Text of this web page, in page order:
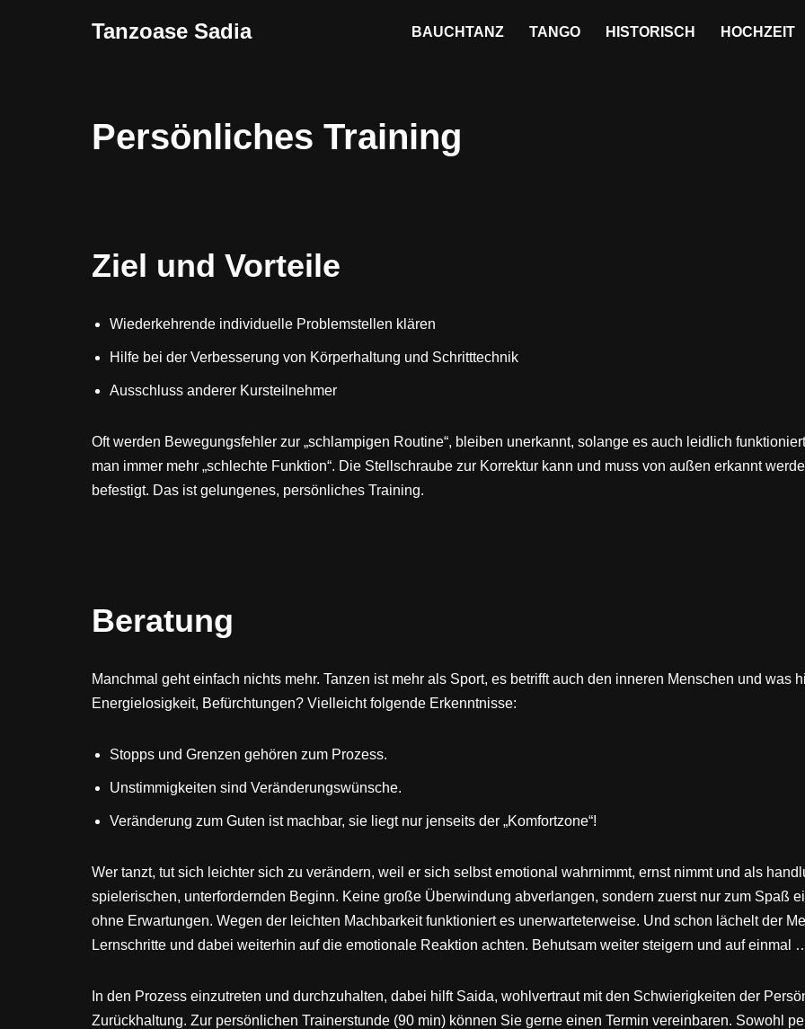
Tanzoase Sadia BAUCHTANZ TANGO HISTORISCH HOCHZEIT
Persönliches Training
Ziel und Vorteile
Wiederkehrende individuelle Problemstellen klären
Hilfe bei der Verbesserung von Körperhaltung und Schritttechnik
Ausschluss anderer Kursteilnehmer
Oft werden Bewegungsfehler zur „schlampigen Routine“, bleiben unerkannt, solange es auch leidlich
man immer mehr „schlechte Funktion“. Die Stellschraube zur Korrektur kann und muss von außen erkannt
befestigt. Das ist gelungenes, persönliches Training.
Beratung
Manchmal geht einfach nichts mehr. Tanzen ist mehr als Sport, es betrifft auch den inneren Menschen und was
Energielosigkeit, Befürchtungen? Vielleicht folgende Erkenntnisse:
Stopps und Grenzen gehören zum Prozess.
Unstimmigkeiten sind Veränderungswünsche.
Veränderung zum Guten ist machbar, sie liegt nur jenseits der „Komfortzone“!
Wer tanzt, tut sich leichter sich zu verändern, weil er sich selbst emotional wahrnimmt, ernst nimmt und als
spielerischen, unterfordernden Beginn. Keine große Überwindung abverlangen, sondern zuerst nur zum Spaß
ohne Erwartungen. Wegen der leichten Machbarkeit funktioniert es unerwarteterweise. Und schon lächelt der
Lernschritte und dabei weiterhin auf die emotionale Reaktion achten. Behutsam weiter steigern und auf einmal
In den Prozess einzutreten und durchzuhalten, dabei hilft Saida, wohlvertraut mit den Schwierigkeiten der
Zurückhaltung. Zur persönlichen Trainerstunde (90 min) können Sie gerne einen Termin vereinbaren. Sowohl